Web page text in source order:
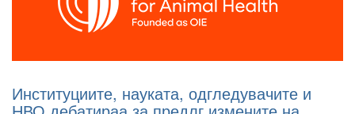
Институциите, науката, одгледувачите и